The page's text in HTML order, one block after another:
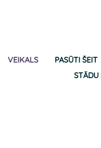
VEIKALS PASŪTI ŠEIT
STĀDU